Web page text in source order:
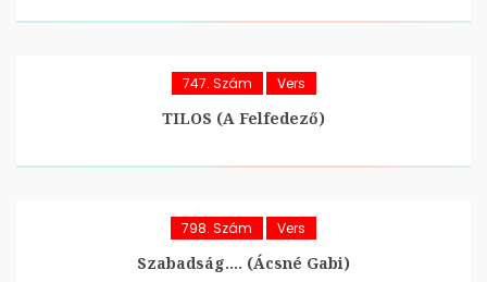
747. Szám Vers
TILOS (A Felfedező)
798. Szám Vers
Szabadság…. (Ácsné Gabi)